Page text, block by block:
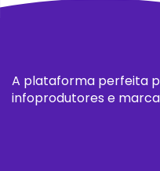
A plataforma perfeita
infoprodutores e